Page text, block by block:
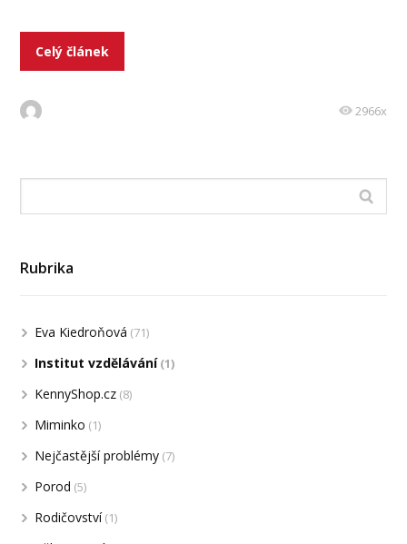
Celý článek
2966x
Rubrika
Eva Kiedroňová (71)
Institut vzdělávání(1)
KennyShop.cz (8)
Miminko (1)
Nejčastější problémy (7)
Porod (5)
Rodičovství(1)